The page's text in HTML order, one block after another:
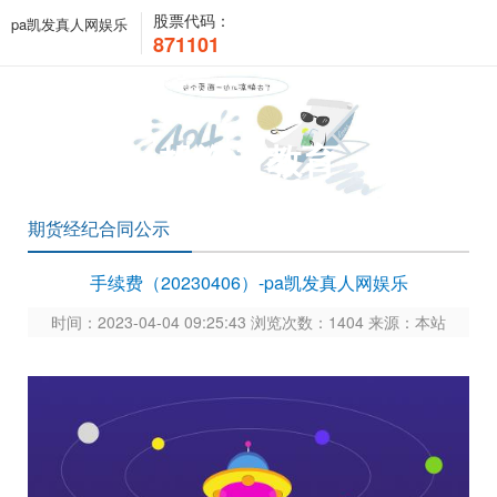
pa凯发真人网娱乐 股票代码：
871101
投资者教育
期货经纪合同公示
手续费（20230406）-pa凯发真人网娱乐
时间：2023-04-04 09:25:43 浏览次数：1404 来源：本站